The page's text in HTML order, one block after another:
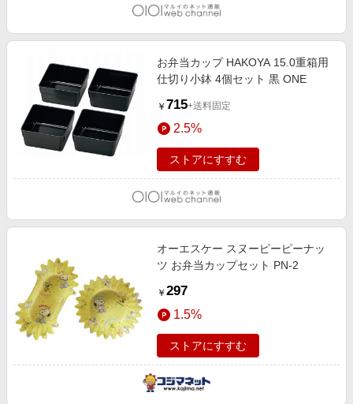
お弁当カップ HAKOYA 15.0重箱用
仕切り小鉢 4個セット 黒 ONE
￥ 715+送料固定
2.5%
ストアにすすむ
オーエスケー スヌーピーピーナッ
ツ お弁当カップセット PN-2
￥ 297
1.5%
ストアにすすむ